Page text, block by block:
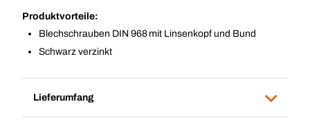
Produktvorteile:
Blechschrauben DIN 968 mit Linsenkopf und Bund
Schwarz verzinkt
Lieferumfang